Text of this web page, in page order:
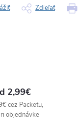
Zdieľať
2,99€
cez Packetu,
objednávke